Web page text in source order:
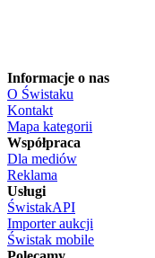
Informacje o nas
O Świstaku
Kontakt
Mapa kategorii
Współpraca
Dla mediów
Reklama
Usługi
ŚwistakAPI
Importer aukcji
Świstak mobile